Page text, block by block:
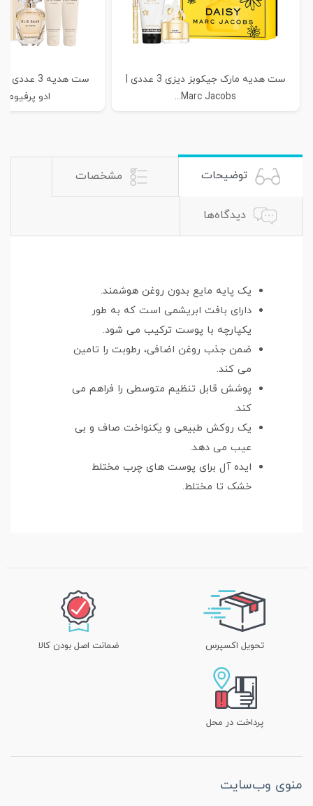
ست هدیه مارک جیکوبز دیزی 3 عددی |
Marc Jacobs...
ست هدیه 3
ادو پرفیوم
توضیحات مشخصات
دیدگاه‌ها
یک پایه مایع بدون روغن هوشمند.
دارای بافت ابریشمی است که به طور
یکپارچه با پوست ترکیب می شود.
ضمن جذب روغن اضافی، رطوبت را تامین
می کند.
پوشش قابل تنظیم متوسطی را فراهم می
کند.
یک روکش طبیعی و یکنواخت صاف و بی
عیب می دهد.
ایده آل برای پوست های چرب مختلط
خشک تا مختلط.
تحویل اکسپرس ضمانت اصل بودن کالا
پرداخت در محل
منوی وب‌سایت